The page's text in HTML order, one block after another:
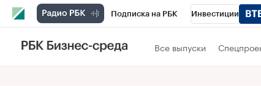
Подписка на РБК Инвестиции
Спорт Все выпуски